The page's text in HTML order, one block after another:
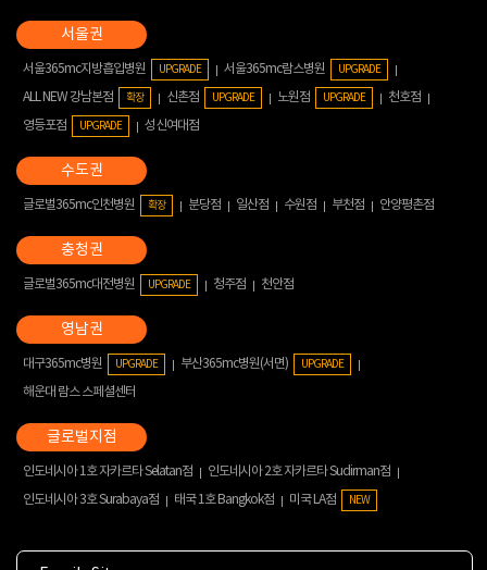
서울365mc지방흡입병원 UPGRADE 서울365mc람스병원 UPGRADE
ALL NEW 강남본점 확장 신촌점 UPGRADE 노원점 UPGRADE
천호점
영등포점
UPGRADE 성신여대점
글로벌365mc인천병원 확장 분당점 일산점 수원점 부천점 안양평촌점
글로벌365mc대전병원 UPGRADE 청주점 천안점
대구365mc병원 UPGRADE 부산365mc병원(서면) UPGRADE
해운대 람스 스페셜센터
인도네시아 1호 자카르타 Selatan점
인도네시아 2호 자카르타 Sudirman점
인도네시아 3호 Surabaya점
태국 1호 Bangkok점 미국 LA점 NEW